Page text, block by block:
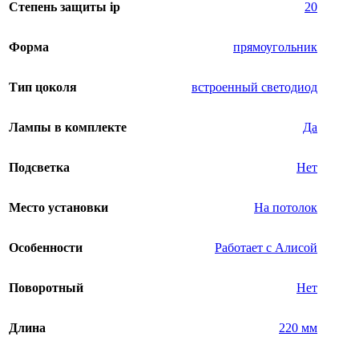
Степень защиты ip 20
Форма прямоугольник
Тип цоколя встроенный светодиод
Лампы в комплекте Да
Подсветка Нет
Место установки На потолок
Особенности Работает с Алисой
Поворотный Нет
Длина 220 мм